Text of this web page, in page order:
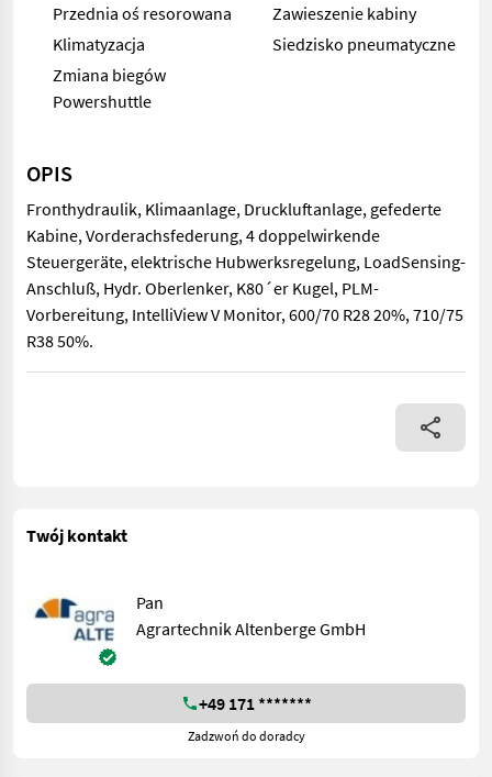
Przednia oś resorowana
Zawieszenie kabiny
Klimatyzacja
Siedzisko pneumatyczne
Zmiana biegów
Powershuttle
OPIS
Fronthydraulik, Klimaanlage, Druckluftanlage, gefederte
Kabine, Vorderachsfederung, 4 doppelwirkende
Steuergeräte, elektrische Hubwerksregelung, LoadSensing-
Anschluß, Hydr. Oberlenker, K80´er Kugel, PLM-
Vorbereitung, IntelliView V Monitor, 600/70 R28 20%, 710/75
R38 50%.
Fronthydraulik, Klimaanlage, Druckluftanlage, gefederte
Twój kontakt
Pan
Agrartechnik Altenberge GmbH
+49 171 *******
Zadzwoń do doradcy